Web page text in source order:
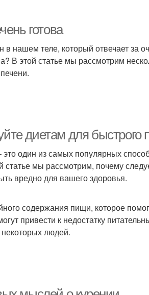
готова
нашем теле, который отвечает за
В этой статье мы рассмотрим
диетам для быстрого
один из самых популярных
мы рассмотрим, почему
вредно для вашего здоровья.
содержания пищи, которое
привести к недостатку
людей.